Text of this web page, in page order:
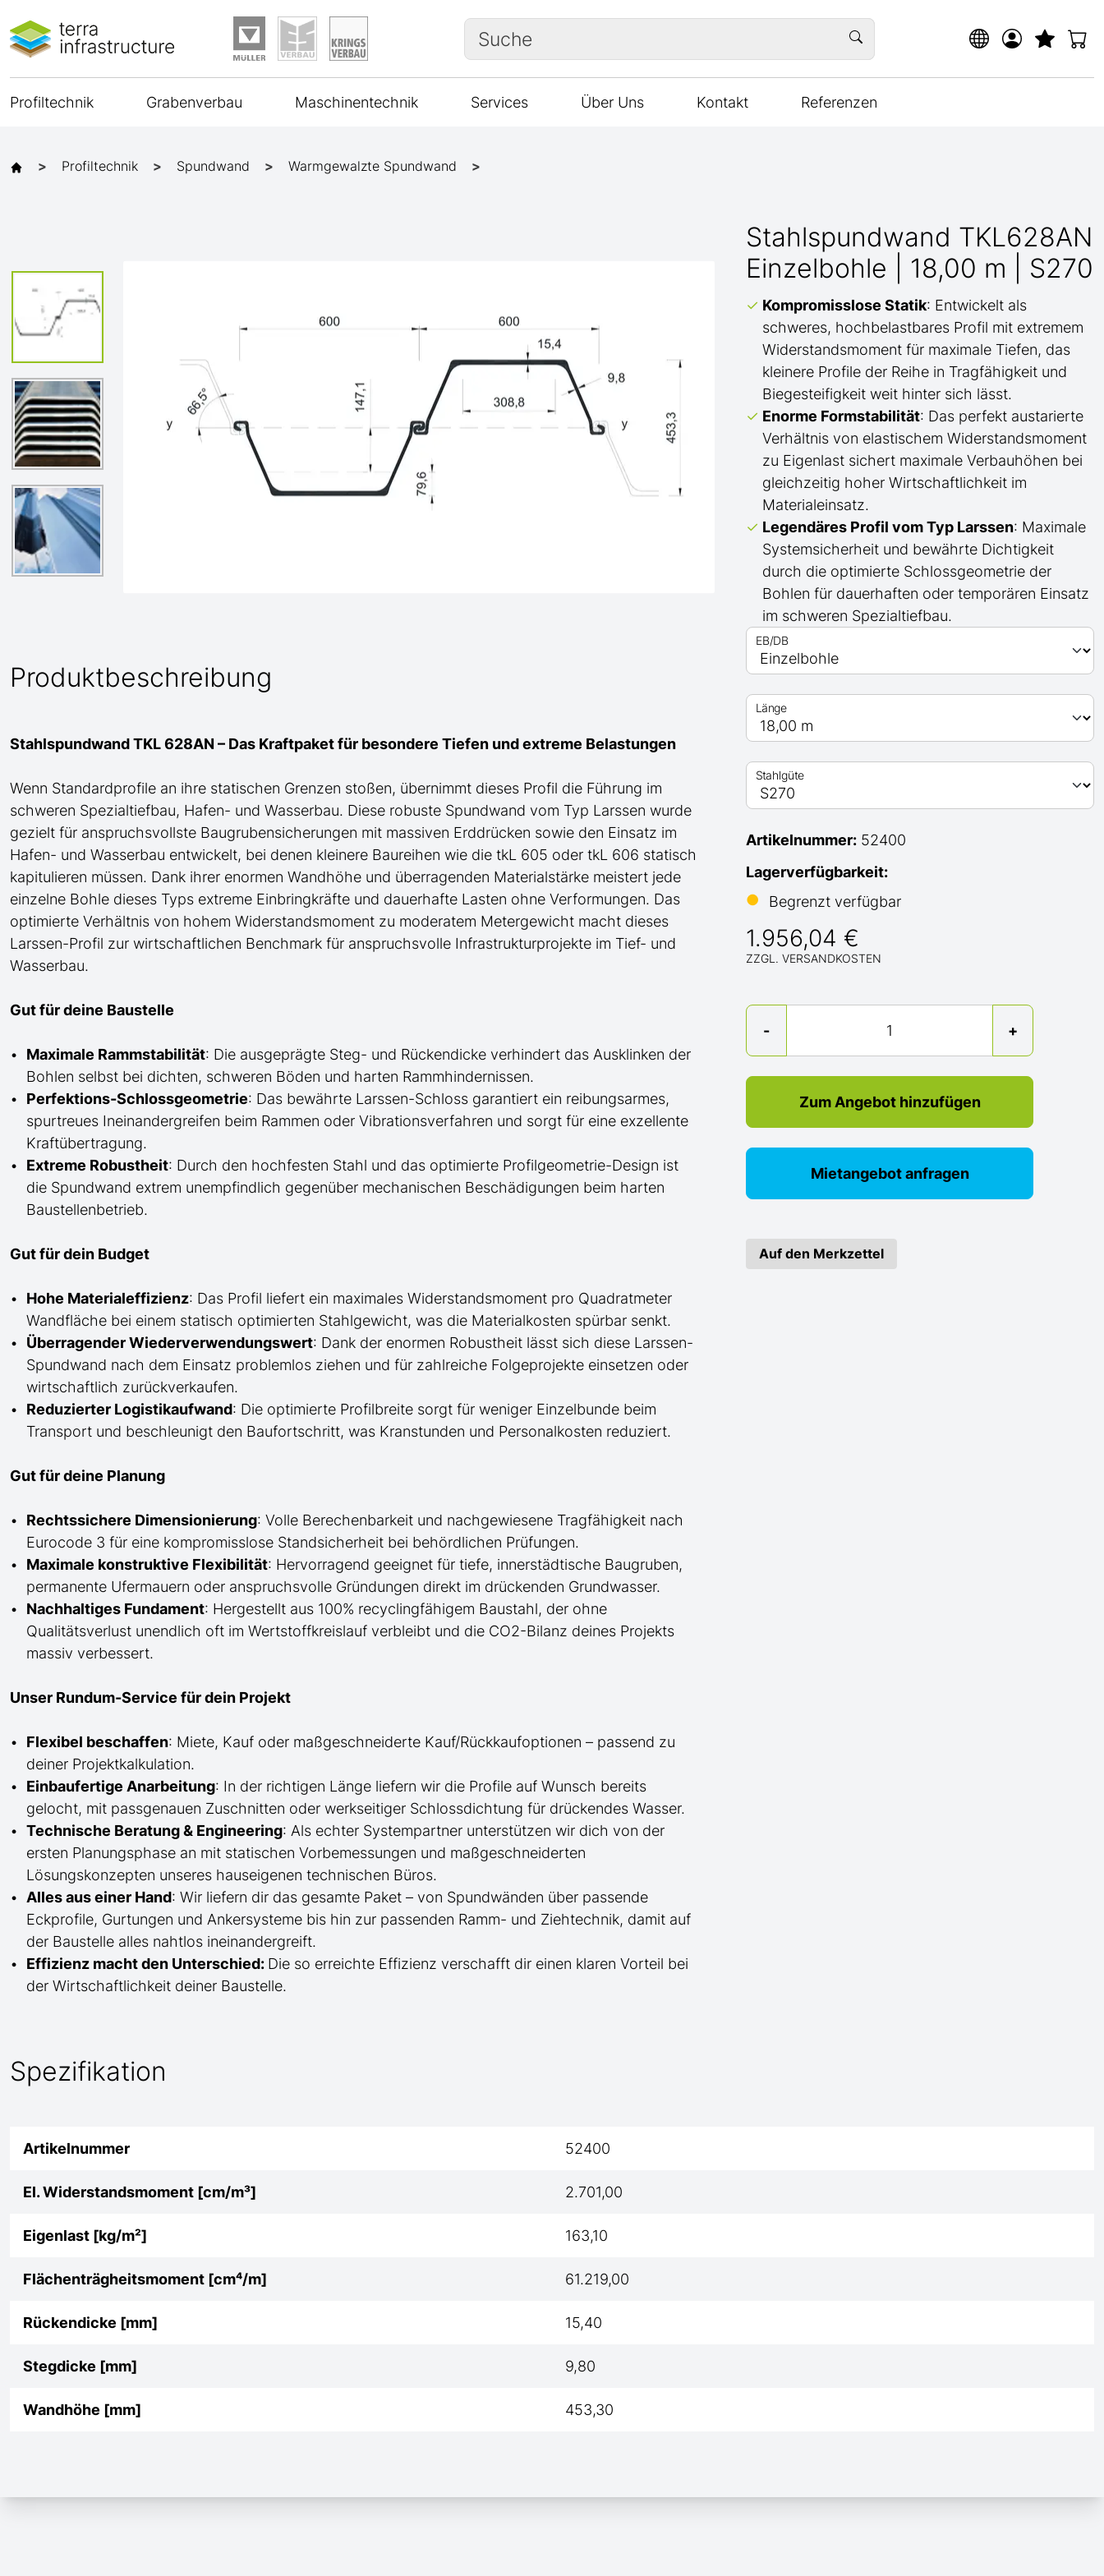
Suche
Profiltechnik Grabenverbau Maschinentechnik Services Über Uns Kontakt Referenzen
Profiltechnik Spundwand Warmgewalzte Spundwand
Produktbeschreibung
Stahlspundwand TKL 628AN – Das Kraftpaket für besondere Tiefen und extreme Belastungen
Wenn Standardprofile an ihre statischen Grenzen stoßen, übernimmt dieses Profil die Führung im
schweren Spezialtiefbau, Hafen- und Wasserbau. Diese robuste Spundwand vom Typ Larssen wurde
gezielt für anspruchsvollste Baugrubensicherungen mit massiven Erddrücken sowie den Einsatz im
Hafen- und Wasserbau entwickelt, bei denen kleinere Baureihen wie die tkL 605 oder tkL 606 statisch
kapitulieren müssen. Dank ihrer enormen Wandhöhe und überragenden Materialstärke meistert jede
einzelne Bohle dieses Typs extreme Einbringkräfte und dauerhafte Lasten ohne Verformungen. Das
optimierte Verhältnis von hohem Widerstandsmoment zu moderatem Metergewicht macht dieses
Larssen-Profil zur wirtschaftlichen Benchmark für anspruchsvolle Infrastrukturprojekte im Tief- und
Wasserbau.
Gut für deine Baustelle
Maximale Rammstabilität: Die ausgeprägte Steg- und Rückendicke verhindert das Ausklinken der
Bohlen selbst bei dichten, schweren Böden und harten Rammhindernissen.
Perfektions-Schlossgeometrie: Das bewährte Larssen-Schloss garantiert ein reibungsarmes,
spurtreues Ineinandergreifen beim Rammen oder Vibrationsverfahren und sorgt für eine exzellente
Kraftübertragung.
Extreme Robustheit: Durch den hochfesten Stahl und das optimierte Profilgeometrie-Design ist
die Spundwand extrem unempfindlich gegenüber mechanischen Beschädigungen beim harten
Baustellenbetrieb.
Gut für dein Budget
Hohe Materialeffizienz: Das Profil liefert ein maximales Widerstandsmoment pro Quadratmeter
Wandfläche bei einem statisch optimierten Stahlgewicht, was die Materialkosten spürbar senkt.
Überragender Wiederverwendungswert: Dank der enormen Robustheit lässt sich diese Larssen-
Spundwand nach dem Einsatz problemlos ziehen und für zahlreiche Folgeprojekte einsetzen oder
wirtschaftlich zurückverkaufen.
Reduzierter Logistikaufwand: Die optimierte Profilbreite sorgt für weniger Einzelbunde beim
Transport und beschleunigt den Baufortschritt, was Kranstunden und Personalkosten reduziert.
Gut für deine Planung
Rechtssichere Dimensionierung: Volle Berechenbarkeit und nachgewiesene Tragfähigkeit nach
Eurocode 3 für eine kompromisslose Standsicherheit bei behördlichen Prüfungen.
Maximale konstruktive Flexibilität: Hervorragend geeignet für tiefe, innerstädtische Baugruben,
permanente Ufermauern oder anspruchsvolle Gründungen direkt im drückenden Grundwasser.
Nachhaltiges Fundament: Hergestellt aus 100% recyclingfähigem Baustahl, der ohne
Qualitätsverlust unendlich oft im Wertstoffkreislauf verbleibt und die CO2-Bilanz deines Projekts
massiv verbessert.
Unser Rundum-Service für dein Projekt
Flexibel beschaffen: Miete, Kauf oder maßgeschneiderte Kauf/Rückkaufoptionen – passend zu
deiner Projektkalkulation.
Einbaufertige Anarbeitung: In der richtigen Länge liefern wir die Profile auf Wunsch bereits
gelocht, mit passgenauen Zuschnitten oder werkseitiger Schlossdichtung für drückendes Wasser.
Technische Beratung & Engineering: Als echter Systempartner unterstützen wir dich von der
ersten Planungsphase an mit statischen Vorbemessungen und maßgeschneiderten
Lösungskonzepten unseres hauseigenen technischen Büros.
Alles aus einer Hand: Wir liefern dir das gesamte Paket – von Spundwänden über passende
Eckprofile, Gurtungen und Ankersysteme bis hin zur passenden Ramm- und Ziehtechnik, damit auf
der Baustelle alles nahtlos ineinandergreift.
Effizienz macht den Unterschied: Die so erreichte Effizienz verschafft dir einen klaren Vorteil bei
der Wirtschaftlichkeit deiner Baustelle.
Stahlspundwand TKL628AN
Einzelbohle | 18,00 m | S270
Kompromisslose Statik: Entwickelt als
schweres, hochbelastbares Profil mit extremem
Widerstandsmoment für maximale Tiefen, das
kleinere Profile der Reihe in Tragfähigkeit und
Biegesteifigkeit weit hinter sich lässt.
Enorme Formstabilität: Das perfekt austarierte
Verhältnis von elastischem Widerstandsmoment
zu Eigenlast sichert maximale Verbauhöhen bei
gleichzeitig hoher Wirtschaftlichkeit im
Materialeinsatz.
Legendäres Profil vom Typ Larssen: Maximale
Systemsicherheit und bewährte Dichtigkeit
durch die optimierte Schlossgeometrie der
Bohlen für dauerhaften oder temporären Einsatz
im schweren Spezialtiefbau.
EB/DB
Länge
Stahlgüte
Artikelnummer: 52400
Lagerverfügbarkeit:
●
Begrenzt verfügbar
1.956,04 €
ZZGL. VERSANDKOSTEN
-
Menge
+
Zum Angebot hinzufügen
Mietangebot anfragen
Auf den Merkzettel
Spezifikation
Artikelnummer 52400
El. Widerstandsmoment [cm/m³] 2.701,00
Eigenlast [kg/m²] 163,10
Flächenträgheitsmoment [cm⁴/m] 61.219,00
Rückendicke [mm] 15,40
Stegdicke [mm] 9,80
Wandhöhe [mm] 453,30